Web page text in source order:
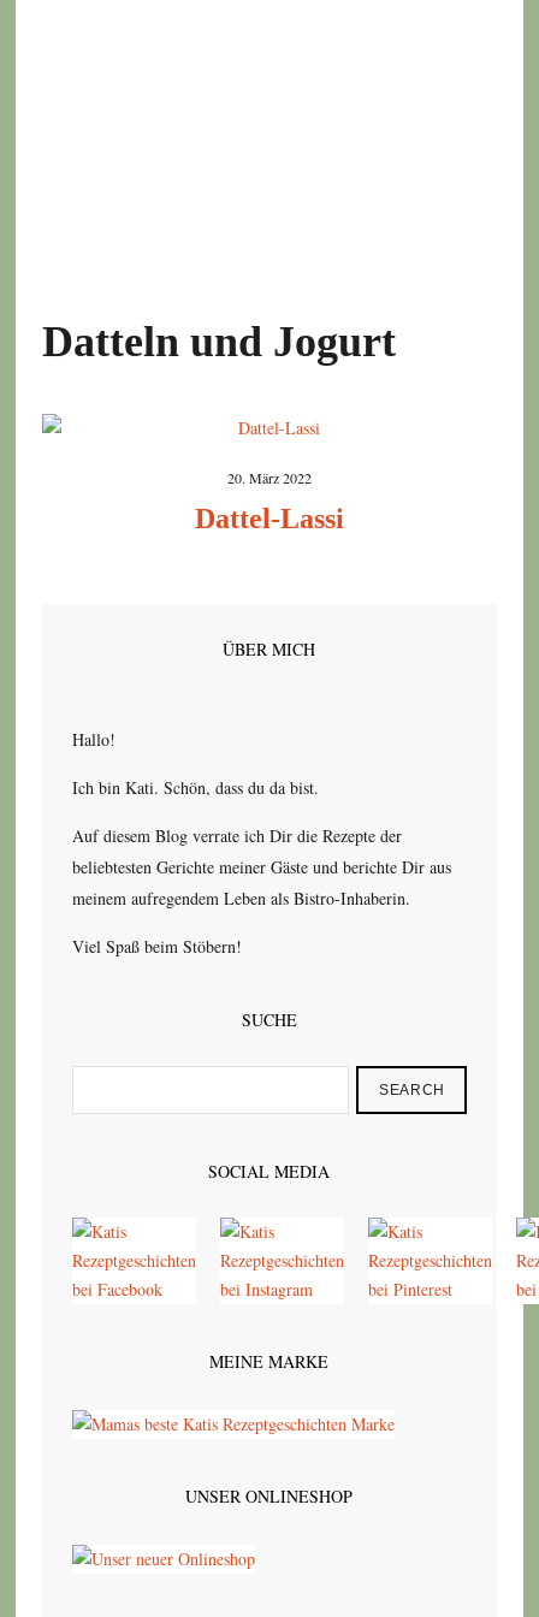
Datteln und Jogurt
20. März 2022
Dattel-Lassi
ÜBER MICH
Hallo!
Ich bin Kati. Schön, dass du da bist.
Auf diesem Blog verrate ich Dir die Rezepte der
beliebtesten Gerichte meiner Gäste und berichte Dir aus
meinem aufregendem Leben als Bistro-Inhaberin.
Viel Spaß beim Stöbern!
SUCHE
SEARCH
SOCIAL MEDIA
MEINE MARKE
UNSER ONLINESHOP